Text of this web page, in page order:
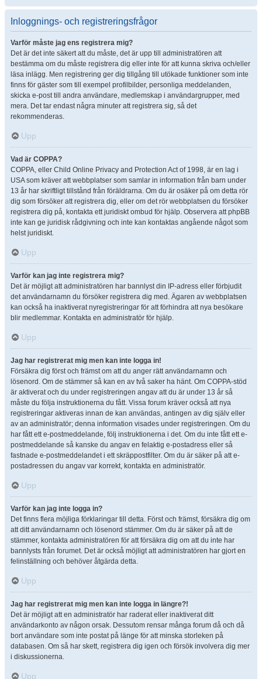
Inloggnings- och registreringsfrågor
Varför måste jag ens registrera mig?
Det är det inte säkert att du måste, det är upp till administratören att
bestämma om du måste registrera dig eller inte för att kunna skriva och/eller
läsa inlägg. Men registrering ger dig tillgång till utökade funktioner som inte
finns för gäster som till exempel profilbilder, personliga meddelanden,
skicka e-post till andra användare, medlemskap i användargrupper, med
mera. Det tar endast några minuter att registrera sig, så det
rekommenderas.
Upp
Vad är COPPA?
COPPA, eller Child Online Privacy and Protection Act of 1998, är en lag i
USA som kräver att webbplatser som samlar in information från barn under
13 år har skriftligt tillstånd från föräldrarna. Om du är osäker på om detta rör
dig som försöker att registrera dig, eller om det rör webbplatsen du försöker
registrera dig på, kontakta ett juridiskt ombud för hjälp. Observera att phpBB
inte kan ge juridisk rådgivning och inte kan kontaktas angående något som
helst juridiskt.
Upp
Varför kan jag inte registrera mig?
Det är möjligt att administratören har bannlyst din IP-adress eller förbjudit
det användarnamn du försöker registrera dig med. Ägaren av webbplatsen
kan också ha inaktiverat nyregistreringar för att förhindra att nya besökare
blir medlemmar. Kontakta en administratör för hjälp.
Upp
Jag har registrerat mig men kan inte logga in!
Försäkra dig först och främst om att du anger rätt användarnamn och
lösenord. Om de stämmer så kan en av två saker ha hänt. Om COPPA-stöd
är aktiverat och du under registreringen angav att du är under 13 år så
måste du följa instruktionerna du fått. Vissa forum kräver också att nya
registreringar aktiveras innan de kan användas, antingen av dig själv eller
av an administratör; denna information visades under registreringen. Om du
har fått ett e-postmeddelande, följ instruktionerna i det. Om du inte fått ett e-
postmeddelande så kanske du angav en felaktig e-postadress eller så
fastnade e-postmeddelandet i ett skräppostfilter. Om du är säker på att e-
postadressen du angav var korrekt, kontakta en administratör.
Upp
Varför kan jag inte logga in?
Det finns flera möjliga förklaringar till detta. Först och främst, försäkra dig om
att ditt användarnamn och lösenord stämmer. Om du är säker på att de
stämmer, kontakta administratören för att försäkra dig om att du inte har
bannlysts från forumet. Det är också möjligt att administratören har gjort en
felinställning och behöver åtgärda detta.
Upp
Jag har registrerat mig men kan inte logga in längre?!
Det är möjligt att en administratör har raderat eller inaktiverat ditt
användarkonto av någon orsak. Dessutom rensar många forum då och då
bort användare som inte postat på länge för att minska storleken på
databasen. Om så har skett, registrera dig igen och försök involvera dig mer
i diskussionerna.
Upp